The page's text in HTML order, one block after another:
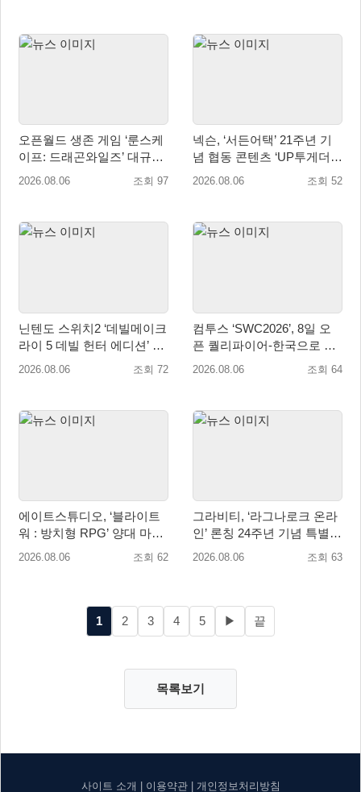
오픈월드 생존 게임 ‘룬스케
이프: 드래곤와일즈’ 대규모
유저 편의성 개선 및 사이드
2026.08.06 조회 97
넥슨, ‘서든어택’ 21주년 기
념 협동 콘텐츠 ‘UP투게더’
업데이트
2026.08.06 조회 52
닌텐도 스위치2 ‘데빌메이크
라이 5 데빌 헌터 에디션’ 패
키지 제품 8월 7일 예약판매
2026.08.06 조회 72
컴투스 ‘SWC2026’, 8일 오
픈 퀄리파이어-한국으로 시
즌 개막!
2026.08.06 조회 64
에이트스튜디오, ‘블라이트
워 : 방치형 RPG’ 양대 마켓
인기 순위 1위 달성
2026.08.06 조회 62
그라비티, ‘라그나로크 온라
인’ 론칭 24주년 기념 특별
감사 축제 실시!
2026.08.06 조회 63
1 2 3 4 5 ▶ 끝
목록보기
사이트 소개 이용약관| 개인정보처리방침